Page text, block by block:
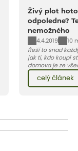
Živý plot
odpoledne?
nemožného
4.4.2019
10
Řeší to snad
jak ti, kdo koupí
domova je ze
rozhodne svoje
plotem, jiní se
klasický drátěný
celý článek